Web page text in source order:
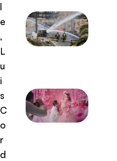
l
e
,
L
u
i
s
C
o
r
d